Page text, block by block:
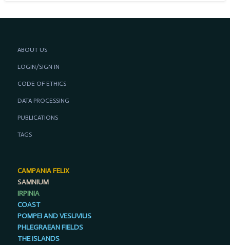
ABOUT US
LOGIN/SIGN IN
CODE OF ETHICS
DATA PROCESSING
PUBLICATIONS
TAGS
CAMPANIA FELIX
SAMNIUM
IRPINIA
COAST
POMPEI AND VESUVIUS
PHLEGRAEAN FIELDS
THE ISLANDS